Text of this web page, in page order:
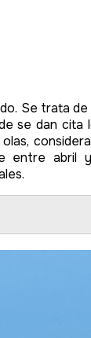
Se trata de
se dan cita
entre abril